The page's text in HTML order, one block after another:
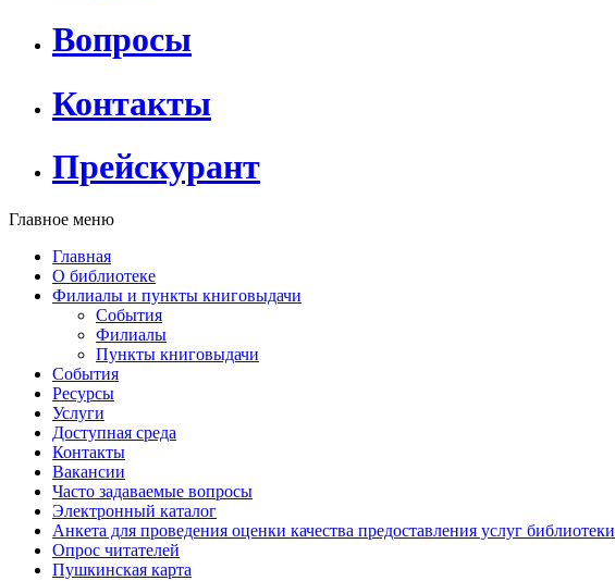
Вопросы
Контакты
Прейскурант
Главное меню
Главная
О библиотеке
Филиалы и пункты книговыдачи
События
Филиалы
Пункты книговыдачи
События
Ресурсы
Услуги
Доступная среда
Контакты
Вакансии
Часто задаваемые вопросы
Электронный каталог
Анкета для проведения оценки качества предоставления услуг библиотеки
Опрос читателей
Пушкинская карта